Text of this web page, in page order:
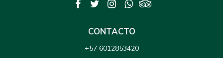
CONTACTO
+57 6012853420